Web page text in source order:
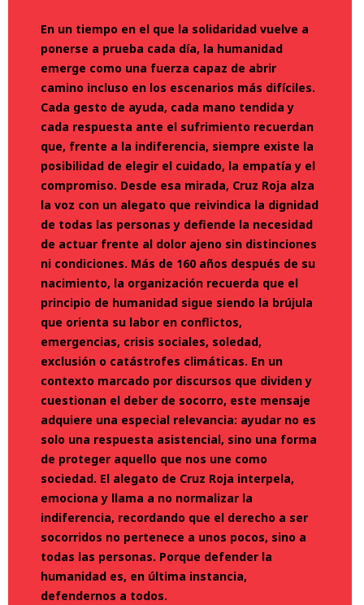
En un tiempo en el que la solidaridad vuelve a
ponerse a prueba cada día, la humanidad
emerge como una fuerza capaz de abrir
camino incluso en los escenarios más difíciles.
Cada gesto de ayuda, cada mano tendida y
cada respuesta ante el sufrimiento recuerdan
que, frente a la indiferencia, siempre existe la
posibilidad de elegir el cuidado, la empatía y el
compromiso. Desde esa mirada, Cruz Roja alza
la voz con un alegato que reivindica la dignidad
de todas las personas y defiende la necesidad
de actuar frente al dolor ajeno sin distinciones
ni condiciones. Más de 160 años después de su
nacimiento, la organización recuerda que el
principio de humanidad sigue siendo la brújula
que orienta su labor en conflictos,
emergencias, crisis sociales, soledad,
exclusión o catástrofes climáticas. En un
contexto marcado por discursos que dividen y
cuestionan el deber de socorro, este mensaje
adquiere una especial relevancia: ayudar no es
solo una respuesta asistencial, sino una forma
de proteger aquello que nos une como
sociedad. El alegato de Cruz Roja interpela,
emociona y llama a no normalizar la
indiferencia, recordando que el derecho a ser
socorridos no pertenece a unos pocos, sino a
todas las personas. Porque defender la
humanidad es, en última instancia,
defendernos a todos.